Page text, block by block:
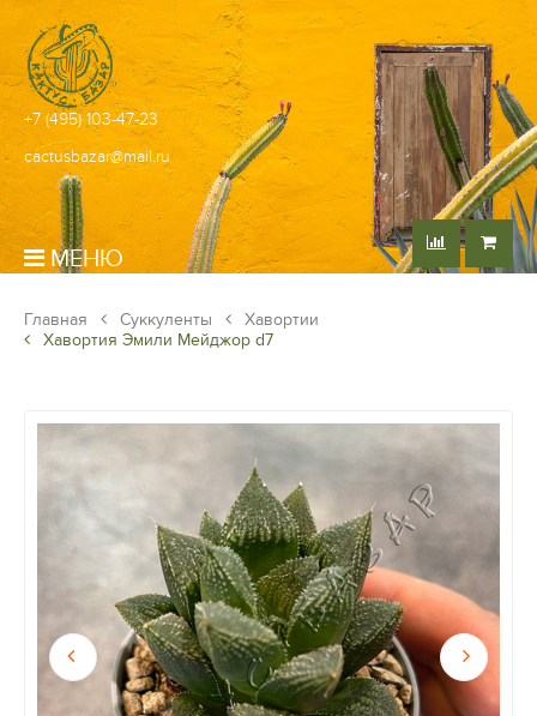
+7 (495) 103-47-23
cactusbazar@mail.ru
МЕНЮ
Главная Суккуленты
Хавортии
Хавортия Эмили Мейджор d7